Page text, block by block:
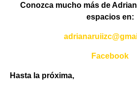
Conozca mucho más de
espacios en:
a
Facebook
Hasta la próxima,